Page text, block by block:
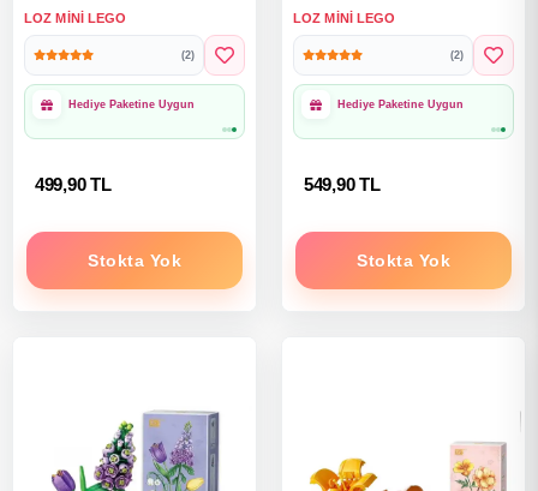
Loz Mini Lego - Çiçek Lego
- Loz Lego - Mikro Bloklar
LOZ MINI LEGO
(2)
1000₺ Üzeri Ücretsiz
Kargo
499,90 TL
Stokta Yok
Loz Mini Lego - Çiçek Lego
- Loz Lego - Mikro Bloklar
LOZ MINI LEGO
(2)
1000₺ Üzeri Ücretsiz
Kargo
549,90 TL
Stokta Yok